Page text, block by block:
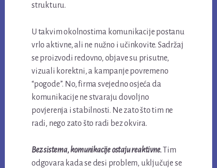
strukturu.
U takvim okolnostima komunikacije postanu
vrlo aktivne, ali ne nužno i učinkovite. Sadržaj
se proizvodi redovno, objave su prisutne,
vizuali korektni, a kampanje povremeno
“pogode”. No, firma svejedno osjeća da
komunikacije ne stvaraju dovoljno
povjerenja i stabilnosti. Ne zato što tim ne
radi, nego zato što radi bez okvira.
Bez sistema, komunikacije ostaju reaktivne.Tim
odgovara kada se desi problem, uključuje se